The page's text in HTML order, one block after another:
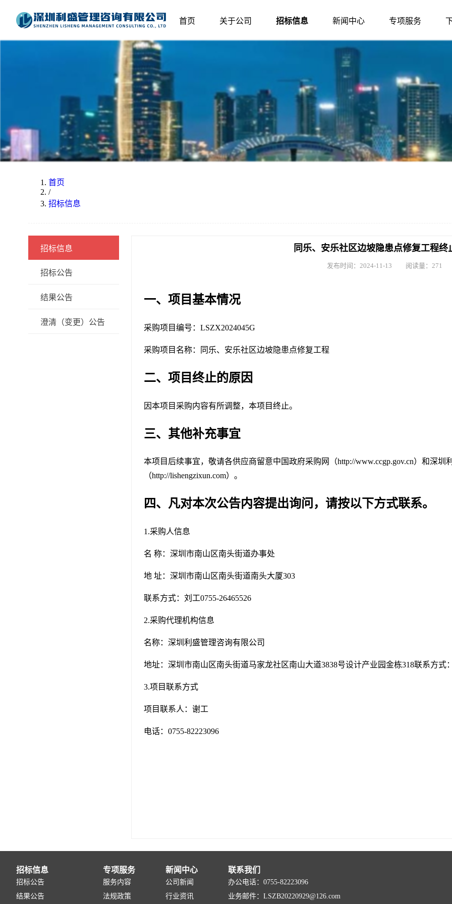
首页 关于公司 招标信息 新闻中心 专项服务
首页
/
招标信息
招标信息
招标公告
结果公告
澄清（变更）公告
同乐、安乐社区边坡隐患点修复工程终
发布时间： 2024-11-13 阅读量： 271
一、项目基本情况
采购项目编号：LSZX2024045G
采购项目名称：同乐、安乐社区边坡隐患点修复工程
二、项目终止的原因
因本项目采购内容有所调整，本项目终止。
三、其他补充事宜
本项目后续事宜，敬请各供应商留意中国政府采购网（http://www.ccgp.gov.cn）和深圳
（http://lishengzixun.com）。
四、凡对本次公告内容提出询问，请按以下方式联系。
1.采购人信息
名 称：深圳市南山区南头街道办事处
地 址：深圳市南山区南头街道南头大厦303
联系方式：刘工0755-26465526
2.采购代理机构信息
名称：深圳利盛管理咨询有限公司
地址：深圳市南山区南头街道马家龙社区南山大道3838号设计产业园金栋318联系方
3.项目联系方式
项目联系人：谢工
电话：0755-82223096
招标信息
招标公告
结果公告
专项服务
服务内容
法规政策
新闻中心
公司新闻
行业资讯
联系我们
办公电话：0755-82223096
业务邮件：LSZB20220929@126.com